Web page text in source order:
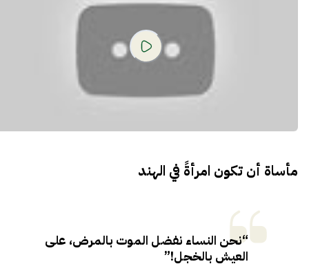
مأساة أن تكون امرأةً في الهند
“نحن النساء نفضل الموت بالمرض، على
العيش بالخجل!”